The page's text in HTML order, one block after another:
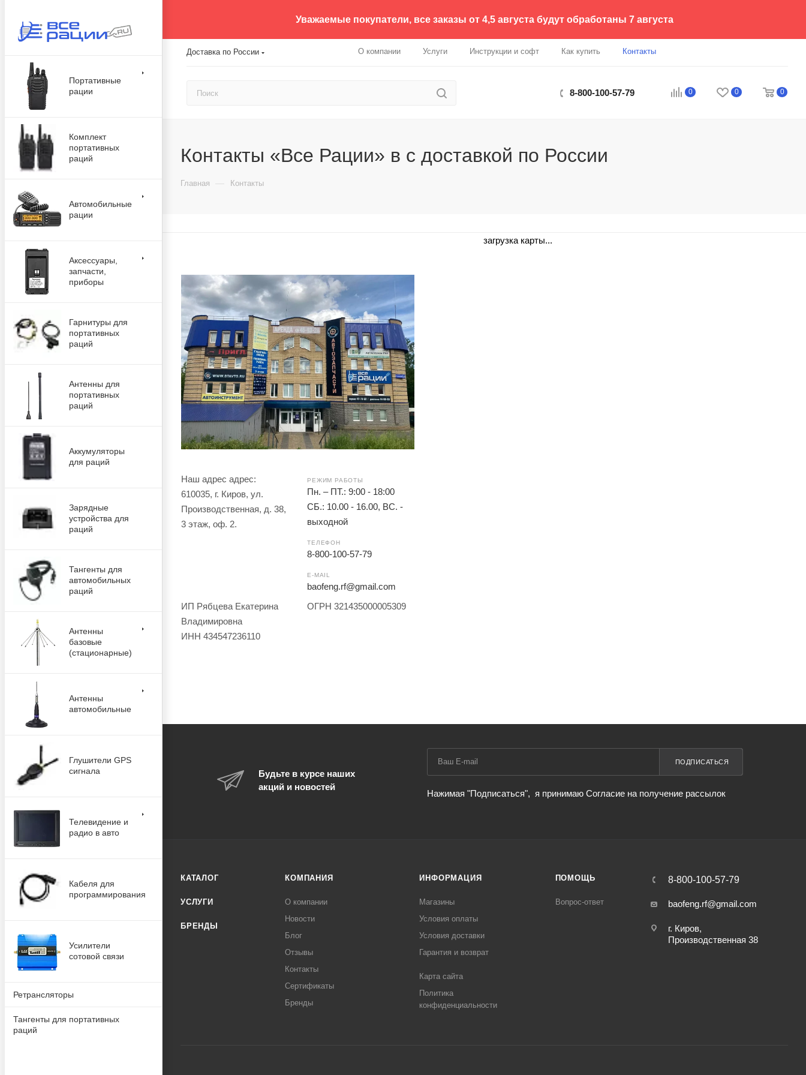
Уважаемые покупатели, все заказы от 4,5 августа будут обработаны 7 августа
Доставка по России О компании Услуги Инструкции и софт Как купить Контакты
0 0 0
8-800-100-57-79
Портативные
рации
Комплект
портативных
раций
Автомобильные
рации
Аксессуары,
запчасти,
приборы
Гарнитуры для
портативных
раций
Антенны для
портативных
раций
Аккумуляторы
для раций
Зарядные
устройства для
раций
Тангенты для
автомобильных
раций
Антенны
базовые
(стационарные)
Антенны
автомобильные
Глушители GPS
сигнала
Телевидение и
радио в авто
Кабеля для
программирования
Усилители
сотовой связи
Ретрансляторы
Тангенты для портативных
раций
Контакты «Все Рации» в с доставкой по России
Главная — Контакты
Наш адрес адрес:
610035, г. Киров, ул.
Производственная, д. 38,
3 этаж, оф. 2.
РЕЖИМ РАБОТЫ
Пн. – ПТ.: 9:00 - 18:00
СБ.: 10.00 - 16.00, ВС. -
выходной
ТЕЛЕФОН
8-800-100-57-79
E-MAIL
baofeng.rf@gmail.com
ИП Рябцева Екатерина
Владимировна
ИНН 434547236110
ОГРН 321435000005309
загрузка карты...
Будьте в курсе наших
акций и новостей
ПОДПИСАТЬСЯ
Нажимая "Подписаться", я принимаю Согласие на получение рассылок
КАТАЛОГ
УСЛУГИ
БРЕНДЫ
КОМПАНИЯ
О компании
Новости
Блог
Отзывы
Контакты
Сертификаты
Бренды
ИНФОРМАЦИЯ
Магазины
Условия оплаты
Условия доставки
Гарантия и возврат
Карта сайта
Политика
конфиденциальности
ПОМОЩЬ
Вопрос-ответ
8-800-100-57-79
baofeng.rf@gmail.com
г. Киров,
Производственная 38